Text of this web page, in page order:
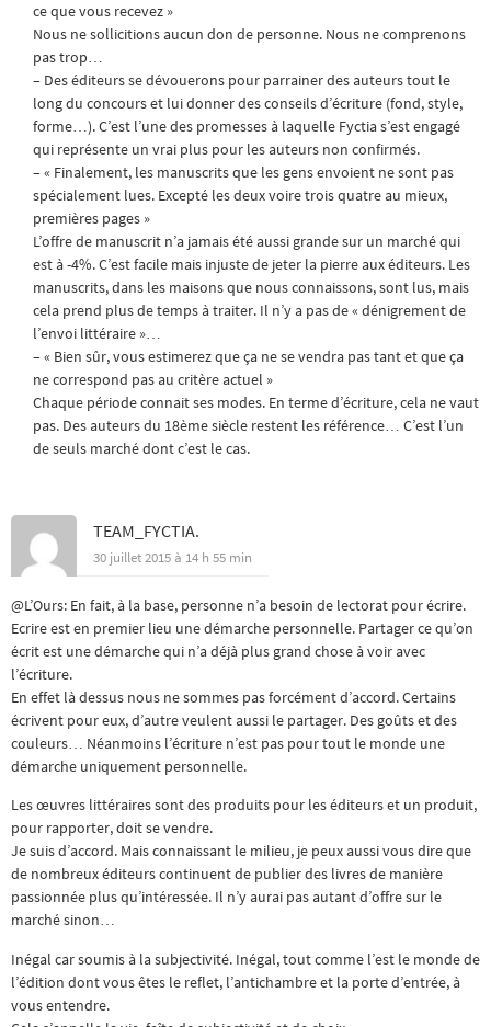
ce que vous recevez »
Nous ne sollicitions aucun don de personne. Nous ne comprenons
pas trop…
– Des éditeurs se dévouerons pour parrainer des auteurs tout le
long du concours et lui donner des conseils d’écriture (fond, style,
forme…). C’est l’une des promesses à laquelle Fyctia s’est engagé
qui représente un vrai plus pour les auteurs non confirmés.
– « Finalement, les manuscrits que les gens envoient ne sont pas
spécialement lues. Excepté les deux voire trois quatre au mieux,
premières pages »
L’offre de manuscrit n’a jamais été aussi grande sur un marché qui
est à -4%. C’est facile mais injuste de jeter la pierre aux éditeurs. Les
manuscrits, dans les maisons que nous connaissons, sont lus, mais
cela prend plus de temps à traiter. Il n’y a pas de « dénigrement de
l’envoi littéraire »…
– « Bien sûr, vous estimerez que ça ne se vendra pas tant et que ça
ne correspond pas au critère actuel »
Chaque période connait ses modes. En terme d’écriture, cela ne vaut
pas. Des auteurs du 18ème siècle restent les référence… C’est l’un
de seuls marché dont c’est le cas.
TEAM_FYCTIA.
30 juillet 2015 à 14 h 55 min
@L’Ours: En fait, à la base, personne n’a besoin de lectorat pour écrire.
Ecrire est en premier lieu une démarche personnelle. Partager ce qu’on
écrit est une démarche qui n’a déjà plus grand chose à voir avec
l’écriture.
En effet là dessus nous ne sommes pas forcément d’accord. Certains
écrivent pour eux, d’autre veulent aussi le partager. Des goûts et des
couleurs… Néanmoins l’écriture n’est pas pour tout le monde une
démarche uniquement personnelle.
Les œuvres littéraires sont des produits pour les éditeurs et un produit,
pour rapporter, doit se vendre.
Je suis d’accord. Mais connaissant le milieu, je peux aussi vous dire que
de nombreux éditeurs continuent de publier des livres de manière
passionnée plus qu’intéressée. Il n’y aurai pas autant d’offre sur le
marché sinon…
Inégal car soumis à la subjectivité. Inégal, tout comme l’est le monde de
l’édition dont vous êtes le reflet, l’antichambre et la porte d’entrée, à
vous entendre.